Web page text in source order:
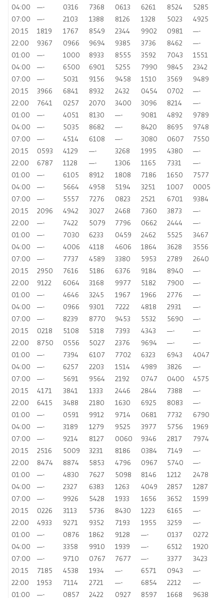
04:00
—- 0316 7368 0613 6261 8524
5285
07:00
—- 2103 1388 8126 1328 5023
4925
20:15
1819 1767 8549 2344 9902 0981
—-
22:00
9367 0966 9694 9385 3736 8462
—-
01:00
—- 1000 8933 8555 3592 7043
1551
04:00
—- 6500 6901 5255 7990 9845
2342
07:00
—- 5031 9156 9458 1510 3569
9489
20:15
3966 6841 8932 2432 0454 0702
—-
22:00
7641 0257 2070 3400 3096 8214
—-
01:00
—- 4051 8130 —- 9081 4892
9789
04:00
—- 5035 8682 —- 8420 8695
9748
07:00
—- 4514 6108 —- 3080 0607
7550
20:15
0593 4129 —- 3268 1995 4380
—-
22:00
6787 1128 —- 1306 1165 7331
—-
01:00
—- 6105 8912 1808 7186 1650
7577
04:00
—- 5664 4958 5194 3251 1007
0005
07:00
—- 5557 7276 0823 2521 6701
9384
20:15
2096 4942 3027 2468 7360 3873
—-
22:00
—- 7422 5079 7796 0662 2444
—-
01:00
—- 7030 6233 0459 2462 5525
3467
04:00
—- 4006 4118 4606 1864 3628
3556
07:00
—- 7737 4589 3380 5953 2789
2640
20:15
2950 7616 5186 6376 9184 8940
—-
22:00
9122 6064 3168 9977 5182 7900
—-
01:00
—- 4646 3245 1967 1966 2776
—-
04:00
—- 0966 9301 7222 4818 2931
—-
07:00
—- 8239 8770 9453 5532 5690
—-
20:15
0218 5108 5318 7393 4343 —-
—-
22:00
8750 0556 5027 2376 9694 —-
—-
01:00
—- 7394 6107 7702 6323 6943
4047
04:00
—- 6257 2203 1514 4989 3826
—-
07:00
—- 5691 9564 2192 0747 0400
4575
20:15
4171 3841 1333 2446 2844 7388
—-
22:00
6415 3488 2180 1630 6925 8083
—-
01:00
—- 0591 9912 9714 0681 7732
6790
04:00
—- 3189 1279 9525 3977 5756
1969
07:00
—- 9214 8127 0060 9346 2817
7974
20:15
2516 5009 3231 8186 0384 7149
—-
22:00
8474 8874 5853 4796 0967 5740
—-
01:00
—- 4830 7627 5098 8146 1212
2478
04:00
—- 2327 6383 1263 4049 2857
1287
07:00
—- 9926 5428 1933 1656 3652
1599
20:15
0226 3113 5736 8430 1223 6165
—-
22:00
4933 9271 9352 7193 1955 3259
—-
01:00
—- 0876 1862 9128 —- 0137
0272
04:00
—- 3358 9910 1939 —- 6512
1920
07:00
—- 9710 0767 7677 —- 3377
3423
20:15
7185 4538 1934 —- 6571 0943
—-
22:00
1953 7114 2721 —- 6854 2212
—-
01:00
—- 0857 2422 0927 8597 1668 9638